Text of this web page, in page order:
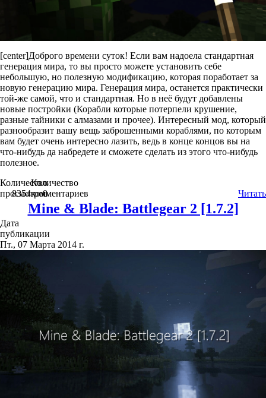
[center]Доброго времени суток! Если вам надоела стандартная
генерация мира, то вы просто можете установить себе
небольшую, но полезную модификацию, которая поработает за
новую генерацию мира. Генерация мира, останется практически
той-же самой, что и стандартная. Но в неё будут добавлены
новые постройки (Корабли которые потерпели крушение,
разные тайники с алмазами и прочее). Интересный мод, который
разнообразит вашу вещь заброшенными кораблями, по которым
вам будет очень интересно лазить, ведь в конце концов вы на
что-нибудь да набредете и сможете сделать из этого что-нибудь
полезное.
Количество
просмотров
8354
Количество
комментариев
0 Читать
Mine & Blade: Battlegear 2 [1.7.2]
Дата
публикации
Пт., 07 Марта 2014 г.